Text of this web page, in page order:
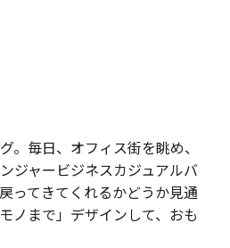
毎日、オフィス街を眺め、
ジャービジネスカジュアルバ
ってきてくれるかどうか見通
ノまで」デザインして、おも